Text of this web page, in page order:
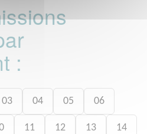
:
03 04 05 06
11 12 13 14